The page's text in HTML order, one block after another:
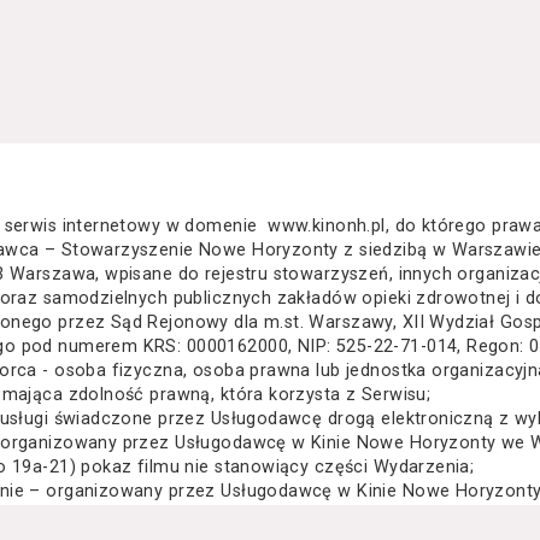
internetowy w domenie www.kinonh.pl, do którego prawa
– Stowarzyszenie Nowe Horyzonty z siedzibą w
Warszawa, wpisane do rejestru stowarzyszeń, innych
samodzielnych publicznych zakładów opieki zdrowotnej i
przez Sąd Rejonowy dla m.st. Warszawy, XII Wydział
pod numerem KRS: 0000162000, NIP: 525-22-71-014, Regon:
- osoba fizyczna, osoba prawna lub jednostka
zdolność prawną, która korzysta z Serwisu;
usługi świadczone przez Usługodawcę drogą elektroniczną z
przez Usługodawcę w Kinie Nowe Horyzonty we
19a-21) pokaz filmu nie stanowiący części Wydarzenia;
– organizowany przez Usługodawcę w Kinie Nowe